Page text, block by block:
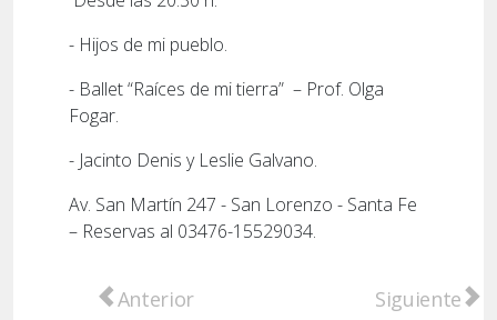
- Hijos de mi pueblo.
- Ballet “Raíces de mi tierra” – Prof. Olga
Fogar.
- Jacinto Denis y Leslie Galvano.
Av. San Martín 247 - San Lorenzo - Santa Fe
– Reservas al 03476-15529034.
Artículo anterior: Santa Fe regresa a la
Anterior Artículo
Siguiente